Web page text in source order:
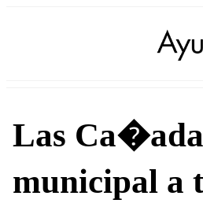
Las
municipal a